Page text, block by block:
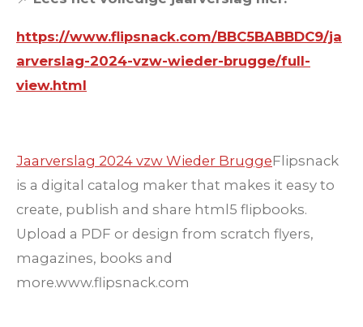
https://www.flipsnack.com/BBC5BABBDC9/ja
arverslag-2024-vzw-wieder-brugge/full-
view.html
Jaarverslag 2024 vzw Wieder BruggeFlipsnack
is a digital catalog maker that makes it easy to
create, publish and share html5 flipbooks.
Upload a PDF or design from scratch flyers,
magazines, books and
more.www.flipsnack.com